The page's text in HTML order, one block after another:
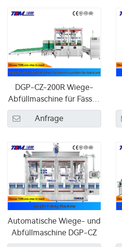
DGP-CZ-200R Wiege-
Abfüllmaschine für Fässer,
geeignet für
Schmierstoffe
Anfrage
Automatische Wiege- und
Abfüllmaschine DGP-CZ